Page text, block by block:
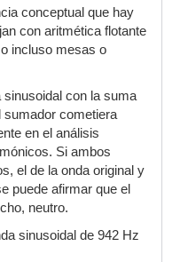
conceptual que hay
con aritmética flotante
incluso mesas o
con la suma
sumador cometiera
en el análisis
Si ambos
el de la onda original y
puede afirmar que el
neutro.
sinusoidal de 942 Hz